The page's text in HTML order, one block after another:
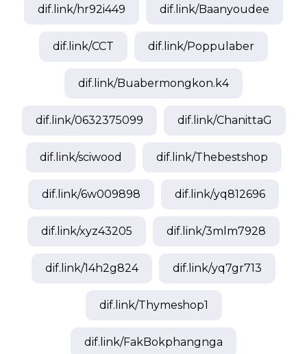
dif.link/hr92i449 dif.link/Baanyoudee
dif.link/CCT dif.link/Poppulaber
dif.link/Buabermongkon.k4
dif.link/0632375099 dif.link/ChanittaG
dif.link/sciwood dif.link/Thebestshop
dif.link/6w009898 dif.link/yq812696
dif.link/xyz43205 dif.link/3mlm7928
dif.link/14h2g824 dif.link/yq7gr713
dif.link/Thymeshop1
dif.link/FakBokphangnga